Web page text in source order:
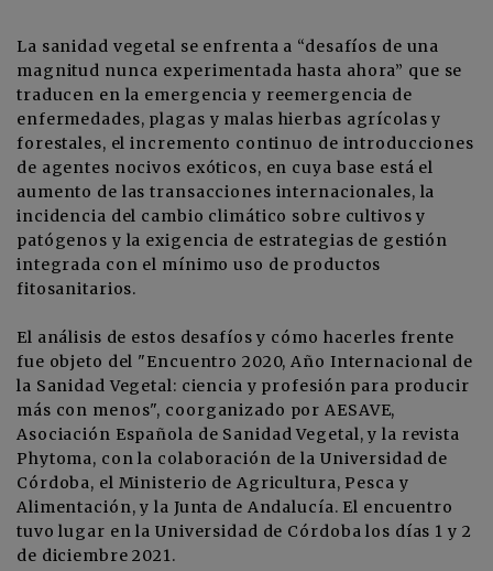
La sanidad vegetal se enfrenta a “desafíos de una
magnitud nunca experimentada hasta ahora” que se
traducen en la emergencia y reemergencia de
enfermedades, plagas y malas hierbas agrícolas y
forestales, el incremento continuo de introducciones
de agentes nocivos exóticos, en cuya base está el
aumento de las transacciones internacionales, la
incidencia del cambio climático sobre cultivos y
patógenos y la exigencia de estrategias de gestión
integrada con el mínimo uso de productos
fitosanitarios.
El análisis de estos desafíos y cómo hacerles frente
fue objeto del "Encuentro 2020, Año Internacional de
la Sanidad Vegetal: ciencia y profesión para producir
más con menos", coorganizado por AESAVE,
Asociación Española de Sanidad Vegetal, y la revista
Phytoma, con la colaboración de la Universidad de
Córdoba, el Ministerio de Agricultura, Pesca y
Alimentación, y la Junta de Andalucía. El encuentro
tuvo lugar en la Universidad de Córdoba los días 1 y 2
de diciembre 2021.